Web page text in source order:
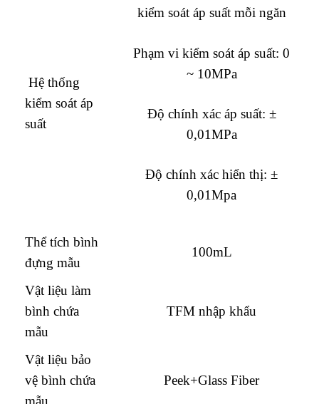
Hệ thống
kiểm soát áp
suất
kiểm soát áp suất mỗi ngăn
Phạm vi kiểm soát áp suất: 0
~ 10MPa
Độ chính xác áp suất: ±
0,01MPa
Độ chính xác hiển thị: ±
0,01Mpa
Thể tích bình
đựng mẫu
100mL
Vật liệu làm
bình chứa
mẫu
TFM nhập khẩu
Vật liệu bảo
vệ bình chứa
Peek+Glass Fiber